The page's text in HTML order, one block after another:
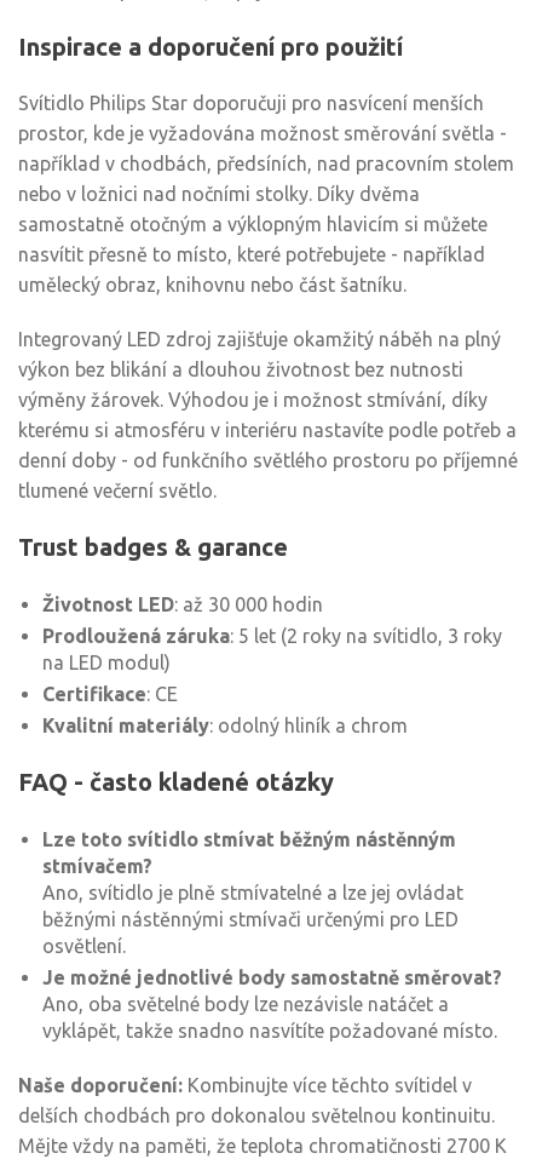
Inspirace a doporučení pro použití
Svítidlo Philips Star doporučuji pro nasvícení menších
prostor, kde je vyžadována možnost směrování světla -
například v chodbách, předsíních, nad pracovním stolem
nebo v ložnici nad nočními stolky. Díky dvěma
samostatně otočným a výklopným hlavicím si můžete
nasvítit přesně to místo, které potřebujete - například
umělecký obraz, knihovnu nebo část šatníku.
Integrovaný LED zdroj zajišťuje okamžitý náběh na plný
výkon bez blikání a dlouhou životnost bez nutnosti
výměny žárovek. Výhodou je i možnost stmívání, díky
kterému si atmosféru v interiéru nastavíte podle potřeb a
denní doby - od funkčního světlého prostoru po příjemné
tlumené večerní světlo.
Trust badges & garance
Životnost LED: až 30 000 hodin
Prodloužená záruka: 5 let (2 roky na svítidlo, 3 roky
na LED modul)
Certifikace: CE
Kvalitní materiály: odolný hliník a chrom
FAQ - často kladené otázky
Lze toto svítidlo stmívat běžným nástěnným
stmívačem?
Ano, svítidlo je plně stmívatelné a lze jej ovládat
běžnými nástěnnými stmívači určenými pro LED
osvětlení.
Je možné jednotlivé body samostatně směrovat?
Ano, oba světelné body lze nezávisle natáčet a
vyklápět, takže snadno nasvítíte požadované místo.
Naše doporučení: Kombinujte více těchto svítidel v
delších chodbách pro dokonalou světelnou kontinuitu.
Mějte vždy na paměti, že teplota chromatičnosti 2700 K